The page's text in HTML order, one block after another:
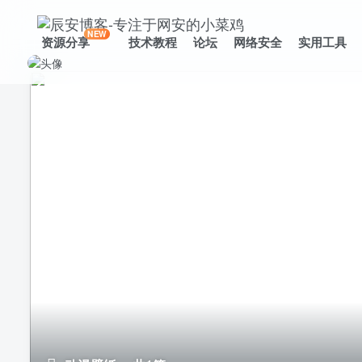
资源分享NEW 技术教程 论坛 网络安全 实用工具